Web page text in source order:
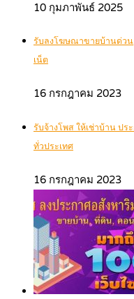
10 กุมภาพันธ์ 2025
รับลงโฆษณาขายบ้านด่วน
เน็ต
16 กรกฎาคม 2023
รับจ้างโพส ให้เช่าบ้าน ปร
ทั่วประเทศ
16 กรกฎาคม 2023